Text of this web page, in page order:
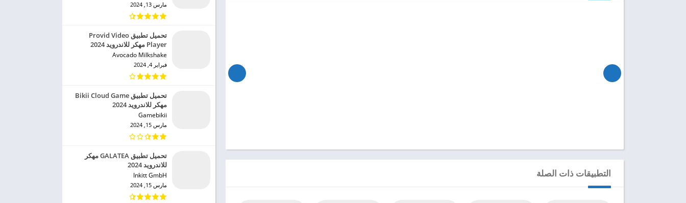
التطبيقات ذات الصلة
مارس 13, 2024
تحميل تطبيق Provid Video
Player مهكر للاندرويد 2024
Avocado Milkshake‏
فبراير 4, 2024
تحميل تطبيق Bikii Cloud Game
مهكر للاندرويد 2024
Gamebikii‏
مارس 15, 2024
تحميل تطبيق GALATEA مهكر
للاندرويد 2024
Inkitt GmbH‏
مارس 15, 2024